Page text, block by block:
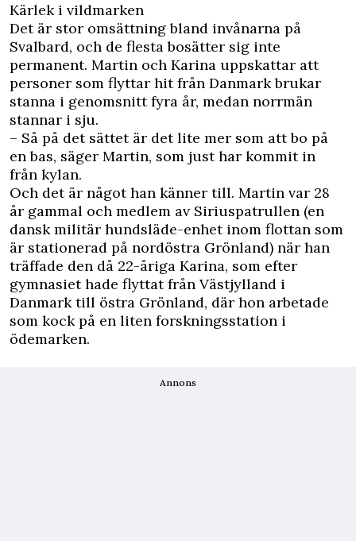
Kärlek i vildmarken
Det är stor omsättning bland invånarna på
Svalbard, och de flesta bosätter sig inte
permanent. Martin och Karina uppskattar att
personer som flyttar hit från Danmark brukar
stanna i genomsnitt fyra år, medan norrmän
stannar i sju.
– Så på det sättet är det lite mer som att bo på
en bas, säger Martin, som just har kommit in
från kylan.
Och det är något han känner till. Martin var 28
år gammal och medlem av Siriuspatrullen (en
dansk militär hundsläde-enhet inom flottan som
är stationerad på nordöstra Grönland) när han
träffade den då 22-åriga Karina, som efter
gymnasiet hade flyttat från Västjylland i
Danmark till östra Grönland, där hon arbetade
som kock på en liten forskningsstation i
ödemarken.
Annons